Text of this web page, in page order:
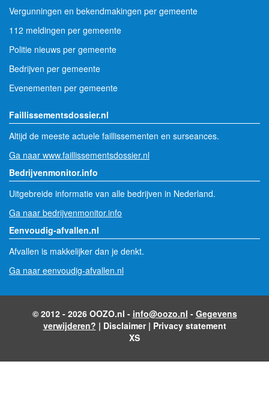
Vergunningen en bekendmakingen per gemeente
112 meldingen per gemeente
Politie nieuws per gemeente
Bedrijven per gemeente
Evenementen per gemeente
Faillissementsdossier.nl
Altijd de meeste actuele faillissementen en surseances.
Ga naar www.faillissementsdossier.nl
Bedrijvenmonitor.info
Uitgebreide informatie van alle bedrijven in Nederland.
Ga naar bedrijvenmonitor.info
Eenvoudig-afvallen.nl
Afvallen is makkelijker dan je denkt.
Ga naar eenvoudig-afvallen.nl
© 2012 - 2026 OOZO.nl - info@oozo.nl - Gegevens
verwijderen? | Disclaimer| Privacy statement
XS